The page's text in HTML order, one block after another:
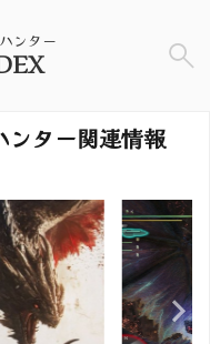
ンター
ンター関連情報